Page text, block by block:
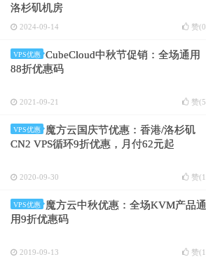
洛杉矶机房
2024-09-14 赞(0
VPS优惠
CubeCloud中秋节促销：全场通用
88折优惠码
2021-09-21 赞(5
VPS优惠
魔方云国庆节优惠：香港/洛杉矶
CN2 VPS循环9折优惠，月付62元起
2020-09-30 赞(1
VPS优惠
魔方云中秋优惠：全场KVM产品通
用9折优惠码
2019-09-13 赞(1